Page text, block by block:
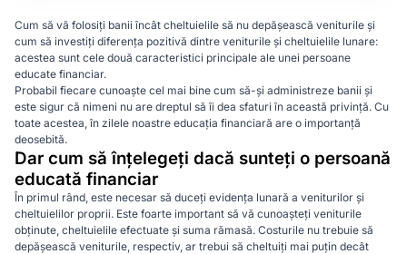
Cum să vă folosiți banii încât cheltuielile să nu depășească veniturile și
cum să investiți diferența pozitivă dintre veniturile și cheltuielile lunare:
acestea sunt cele două caracteristici principale ale unei persoane
educate financiar.
Probabil fiecare cunoaște cel mai bine cum să-și administreze banii și
este sigur că nimeni nu are dreptul să îi dea sfaturi în această privință. Cu
toate acestea, în zilele noastre educația financiară are o importanță
deosebită.
Dar cum să înțelegeți dacă sunteți o persoană
educată financiar
În primul rând, este necesar să duceți evidența lunară a veniturilor și
cheltuielilor proprii. Este foarte important să vă cunoașteți veniturile
obținute, cheltuielile efectuate și suma rămasă. Costurile nu trebuie să
depășească veniturile, respectiv, ar trebui să cheltuiți mai puțin decât